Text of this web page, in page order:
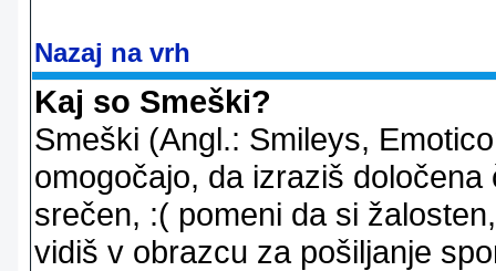
Nazaj na vrh
Kaj so Smeški?
Smeški (Angl.: Smileys,
omogočajo, da izraziš
srečen, :( pomeni da si
vidiš v obrazcu za pošiljanje